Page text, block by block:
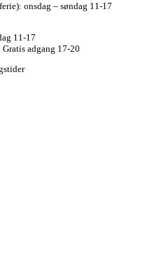
onsdag – søndag 11-17
11-17
adgang 17-20